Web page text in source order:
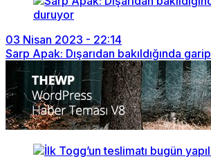
03 Nisan 2023 - 22:14
Sarp Apak: Dışarıdan bakıldığında